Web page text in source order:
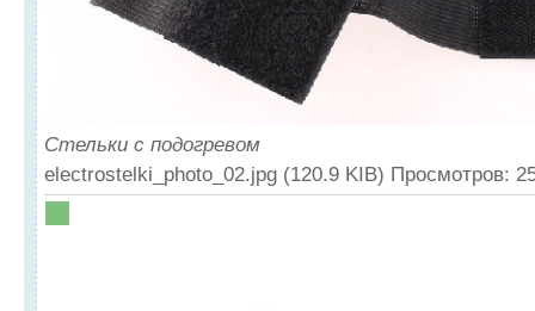
Стельки с подогревом
electrostelki_photo_02.jpg (120.9 KIB) Просмотров: